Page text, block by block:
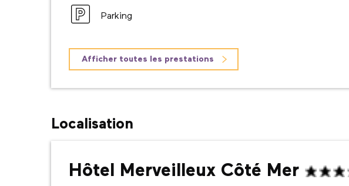
Parking
Afficher toutes les prestations
Localisation
Hôtel Merveilleux Côté Mer